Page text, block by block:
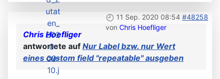
11 Sep. 2020 08:54 #48258
von Chris Hoefliger
Chris Hoefliger
antwortete auf Nur Label bzw. nur Wert
eines custom field "repeatable" ausgeben